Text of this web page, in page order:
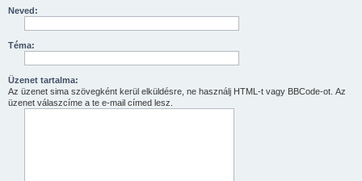
Neved:
Téma:
Üzenet tartalma:
Az üzenet sima szövegként kerül elküldésre, ne használj HTML-t vagy BBCode-ot. Az
üzenet válaszcíme a te e-mail címed lesz.